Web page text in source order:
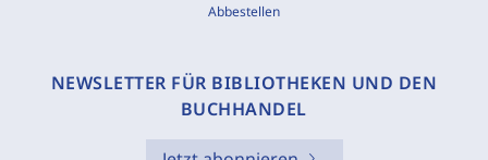
Abbestellen
NEWSLETTER FÜR BIBLIOTHEKEN UND DEN
BUCHHANDEL